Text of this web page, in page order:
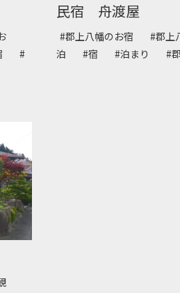
#
民宿 舟渡屋
#郡上八幡のお宿 #郡上
泊
#宿 #泊まり #